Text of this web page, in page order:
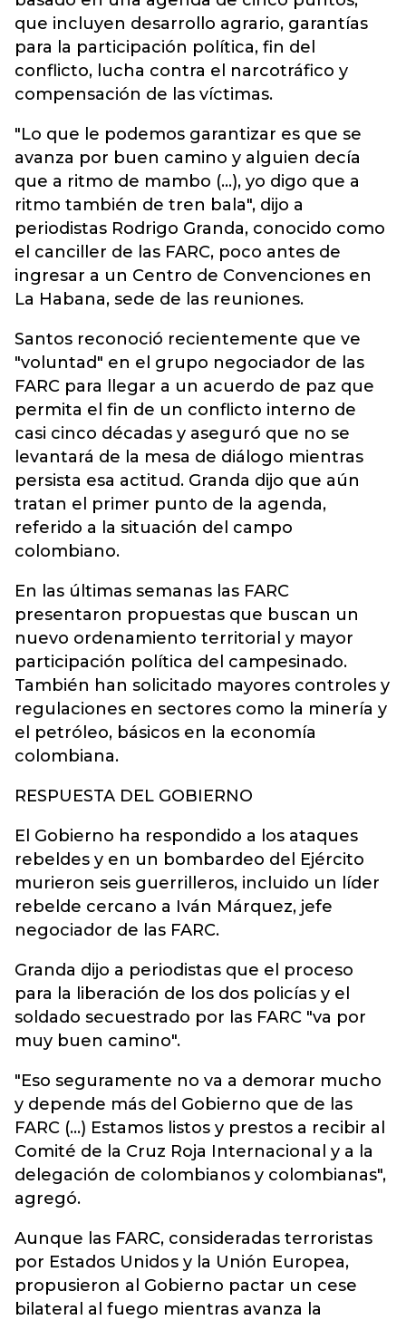
que incluyen desarrollo agrario, garantías
para la participación política, fin del
conflicto, lucha contra el narcotráfico y
compensación de las víctimas.
"Lo que le podemos garantizar es que se
avanza por buen camino y alguien decía
que a ritmo de mambo (...), yo digo que a
ritmo también de tren bala", dijo a
periodistas Rodrigo Granda, conocido como
el canciller de las FARC, poco antes de
ingresar a un Centro de Convenciones en
La Habana, sede de las reuniones.
Santos reconoció recientemente que ve
"voluntad" en el grupo negociador de las
FARC para llegar a un acuerdo de paz que
permita el fin de un conflicto interno de
casi cinco décadas y aseguró que no se
levantará de la mesa de diálogo mientras
persista esa actitud. Granda dijo que aún
tratan el primer punto de la agenda,
referido a la situación del campo
colombiano.
En las últimas semanas las FARC
presentaron propuestas que buscan un
nuevo ordenamiento territorial y mayor
participación política del campesinado.
También han solicitado mayores controles y
regulaciones en sectores como la minería y
el petróleo, básicos en la economía
colombiana.
RESPUESTA DEL GOBIERNO
El Gobierno ha respondido a los ataques
rebeldes y en un bombardeo del Ejército
murieron seis guerrilleros, incluido un líder
rebelde cercano a Iván Márquez, jefe
negociador de las FARC.
Granda dijo a periodistas que el proceso
para la liberación de los dos policías y el
soldado secuestrado por las FARC "va por
muy buen camino".
"Eso seguramente no va a demorar mucho
y depende más del Gobierno que de las
FARC (...) Estamos listos y prestos a recibir al
Comité de la Cruz Roja Internacional y a la
delegación de colombianos y colombianas",
agregó.
Aunque las FARC, consideradas terroristas
por Estados Unidos y la Unión Europea,
propusieron al Gobierno pactar un cese
bilateral al fuego mientras avanza la